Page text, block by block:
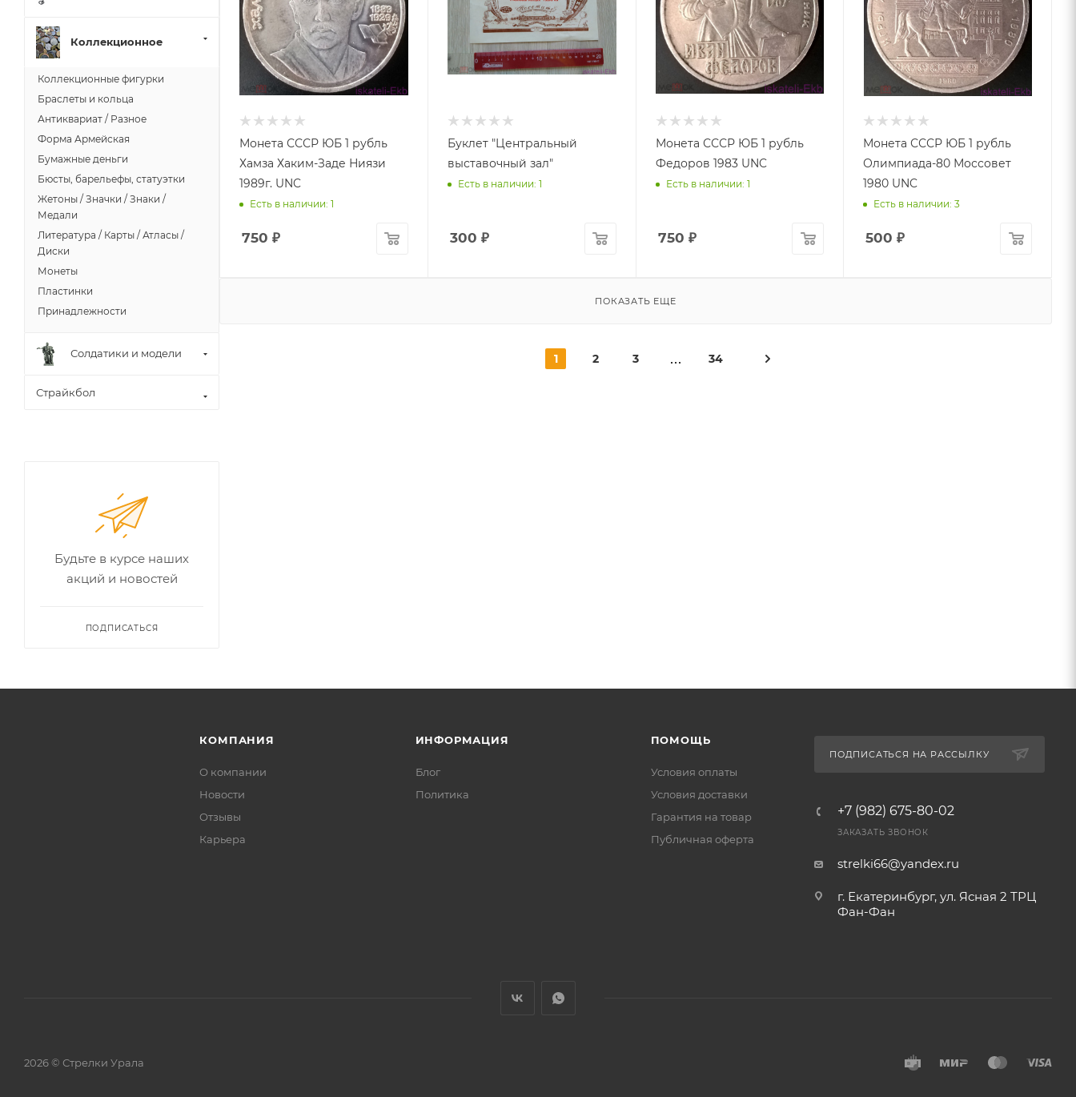
Монета СССР ЮБ 1 рубль
Хамза Хаким-Заде Ниязи
1989г. UNC
Есть в наличии: 1
750 ₽
Буклет "Центральный
выставочный зал"
Есть в наличии: 1
300 ₽
Монета СССР ЮБ 1 рубль
Федоров 1983 UNC
Есть в наличии: 1
750 ₽
Монета СССР ЮБ 1 рубль
Олимпиада-80 Моссовет
1980 UNC
Есть в наличии: 3
500 ₽
ПОКАЗАТЬ ЕЩЕ
1 2 3 34
Коллекционное
Коллекционные фигурки
Браслеты и кольца
Антиквариат / Разное
Форма Армейская
Бумажные деньги
Бюсты, барельефы, статуэтки
Жетоны / Значки / Знаки /
Медали
Литература / Карты / Атласы /
Диски
Монеты
Пластинки
Принадлежности
Солдатики и модели
Страйкбол
Будьте в курсе наших
акций и новостей
ПОДПИСАТЬСЯ
КОМПАНИЯ
О компании
Новости
Отзывы
Карьера
ИНФОРМАЦИЯ
Блог
Политика
ПОМОЩЬ
Условия оплаты
Условия доставки
Гарантия на товар
Публичная оферта
ПОДПИСАТЬСЯ НА РАССЫЛКУ
+7 (982) 675-80-02
ЗАКАЗАТЬ ЗВОНОК
strelki66@yandex.ru
г. Екатеринбург, ул. Ясная 2 ТРЦ
Фан-Фан
2026 © Стрелки Урала